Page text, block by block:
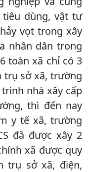
dùng, vật tư
vọt trong xây
nhân dân trong
toàn xã chỉ có 3
trụ sở xã, trường
nhà xây cấp
thì đến nay
y tế xã, trường
đã được xây 2
xã được quy
trụ sở xã, điện,